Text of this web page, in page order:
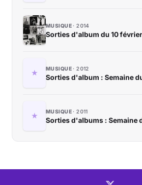
MUSIQUE 2014
Sorties d'album du 10
MUSIQUE 2012
Sorties d'album : Semaine
MUSIQUE 2011
Sorties d'albums : Semaine